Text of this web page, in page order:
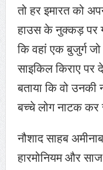
तो हर इमारत को
हाउस के नुक्कड़ पर
कि वहां एक बुजुर्ग
साइकिल किराए पर
बताया कि वो
बच्चे लोग नाटक
नौशाद साहब
हारमोनियम और